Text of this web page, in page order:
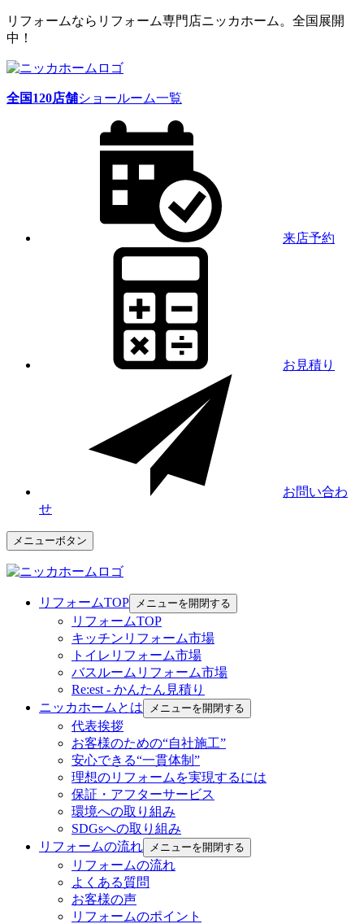
リフォームならリフォーム専門店ニッカホーム。全国展開
中！
全国120店舗ショールーム一覧
来店予約
お見積り
お問い合わ
せ
メニューボタン
リフォームTOP メニューを開閉する
リフォームTOP
キッチンリフォーム市場
トイレリフォーム市場
バスルームリフォーム市場
Re:est - かんたん見積り
ニッカホームとは
メニューを開閉する
代表挨拶
お客様のための“自社施工”
安心できる“一貫体制”
理想のリフォームを実現するには
保証・アフターサービス
環境への取り組み
SDGsへの取り組み
リフォームの流れ
メニューを開閉する
リフォームの流れ
よくある質問
お客様の声
リフォームのポイント